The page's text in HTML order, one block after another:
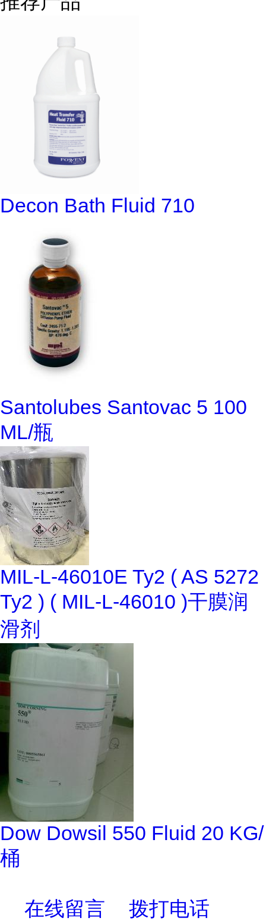
Decon Bath Fluid 710
Santolubes Santovac 5 100
ML/瓶
MIL-L-46010E Ty2 ( AS 5272
Ty2 ) ( MIL-L-46010 )干膜润
滑剂
Dow Dowsil 550 Fluid 20 KG/
桶
在线留言 拨打电话